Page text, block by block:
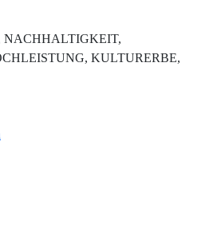
NACHHALTIGKEIT,
KULTURERBE,